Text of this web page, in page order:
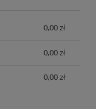
0,00 zł
0,00 zł
0,00 zł